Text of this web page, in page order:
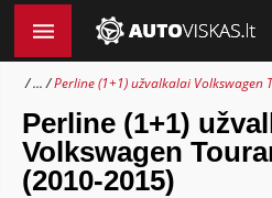
... Perline (1+1) užvalkalai Volkswagen
Perline (1+1)
Volkswagen
(2010-2015)